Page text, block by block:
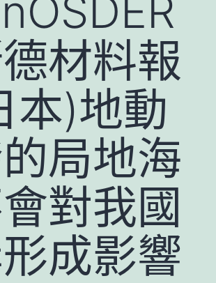
材料報
本)地動
局地海
對我國
成影響